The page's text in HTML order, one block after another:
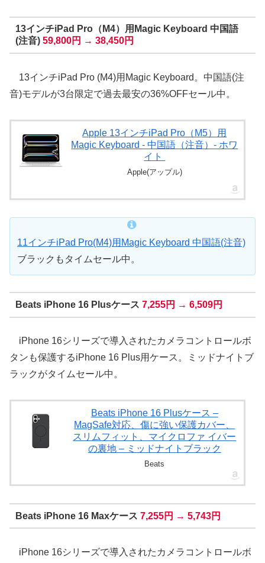
13インチiPad Pro（M4）用Magic Keyboard 中国語
(注音) 59,800円 → 38,450円
13インチiPad Pro (M4)用Magic Keyboard。中国語(注
音)モデルが3台限定で過去最安の36%OFFセール中。
Apple 13インチiPad Pro（M5）用
Magic Keyboard - 中国語（注音）- ホワ
イト ​​​​​​​
Apple(アップル)
11インチiPad Pro(M4)用Magic Keyboard 中国語(注音)
ブラックもタイムセール中。
Beats iPhone 16 Plusケース 7,255円 → 6,509円
iPhone 16シリーズで導入されたカメラコントロールボ
タンも保護するiPhone 16 Plus用ケース。ミッドナイトブ
ラックがタイムセール中。
Beats iPhone 16 Plusケース –
MagSafe対応、傷に強い保護カバー、
スリムフィット、マイクロファ イバー
の裏地 – ミッドナイトブラック
Beats
Beats iPhone 16 Maxケース 7,255円 → 5,743円
iPhone 16シリーズで導入されたカメラコントロールボ